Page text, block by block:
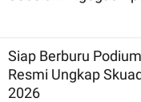
Siap Berburu
Resmi Ungkap
2026